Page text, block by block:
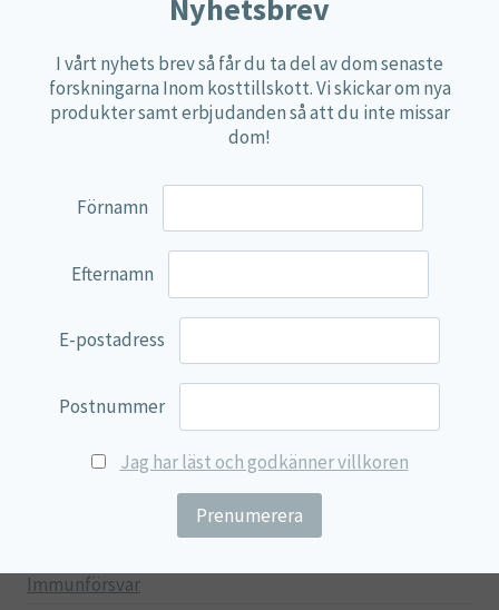
100% Natural
EVP Nutrition
Multi Nutrient
Lamberts
Svenska Örtmedicinska Institutet
Kenkou Selfcare
Immunförsvar
Nyhetsbrev
I vårt nyhets brev så får du ta del av dom senaste
forskningarna Inom kosttillskott. Vi skickar om nya
produkter samt erbjudanden så att du inte missar
dom!
Förnamn
Efternamn
E-postadress
Postnummer
Jag har läst och godkänner villkoren